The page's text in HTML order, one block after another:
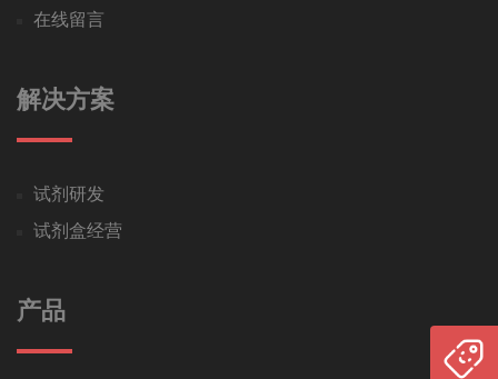
在线留言
解决方案
试剂研发
试剂盒经营
产品